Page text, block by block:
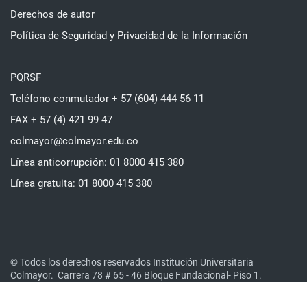
Derechos de autor
Política de Seguridad y Privacidad de la Información
PQRSF
Teléfono conmutador + 57 (604) 444 56 11
FAX + 57 (4) 421 99 47
colmayor@colmayor.edu.co
Línea anticorrupción: 01 8000 415 380
Línea gratuita: 01 8000 415 380
© Todos los derechos reservados Institución Universitaria
Colmayor. Carrera 78 # 65 - 46 Bloque Fundacional- Piso 1.